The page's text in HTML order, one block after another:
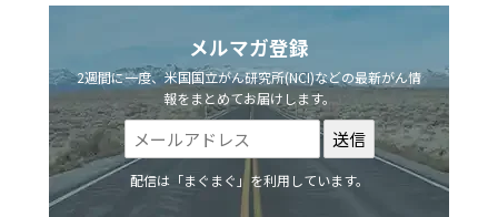
メルマガ登録
2週間に一度、米国国立がん研究所(NCI)などの最新がん情
報をまとめてお届けします。
配信は「まぐまぐ」を利用しています。